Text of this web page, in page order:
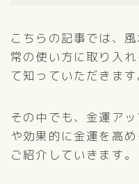
こちらの記事では、
常の使い方に取り入
て知っていただきます
その中でも、金運ア
や効果的に金運を高
ご紹介していきます。